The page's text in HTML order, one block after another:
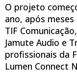
O projeto
ano, após
TIF
Jamute Audio e
profissionais da
Lumen Connect